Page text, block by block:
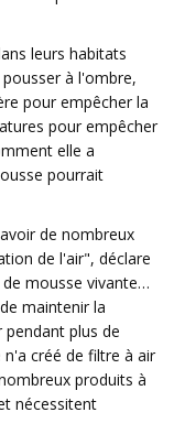
leurs habitats
à l'ombre,
pour empêcher la
pour empêcher
elle a
pourrait
de nombreux
de l'air", déclare
mousse vivante…
maintenir la
plus de
n'a créé de filtre à air
produits à
nécessitent